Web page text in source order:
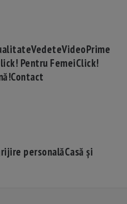
VedeteVideoPrime
Pentru FemeiClick!
Contact
personalăCasă și